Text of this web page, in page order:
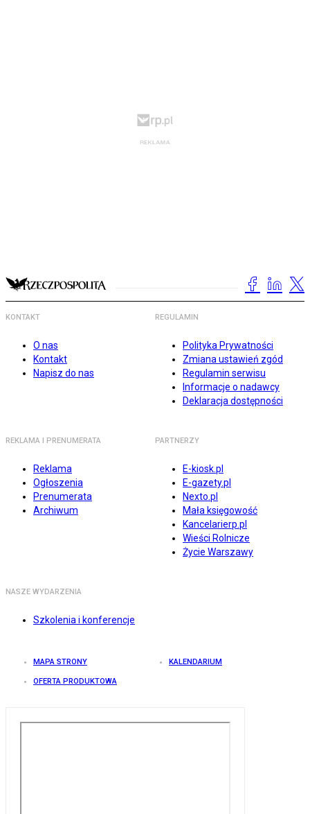
KONTAKT
O nas
Kontakt
Napisz do nas
REGULAMIN
Polityka Prywatności
Zmiana ustawień zgód
Regulamin serwisu
Informacje o nadawcy
Deklaracja dostępności
REKLAMA I PRENUMERATA
Reklama
Ogłoszenia
Prenumerata
Archiwum
PARTNERZY
E-kiosk.pl
E-gazety.pl
Nexto.pl
Mała księgowość
Kancelarierp.pl
Wieści Rolnicze
Życie Warszawy
NASZE WYDARZENIA
Szkolenia i konferencje
MAPA STRONY KALENDARIUM
OFERTA PRODUKTOWA